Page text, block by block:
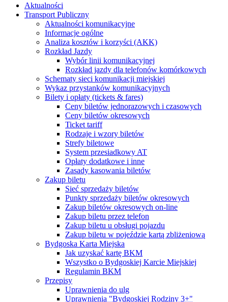
Aktualności
Transport Publiczny
Aktualności komunikacyjne
Informacje ogólne
Analiza kosztów i korzyści (AKK)
Rozkład Jazdy
Wybór linii komunikacyjnej
Rozkład jazdy dla telefonów komórkowych
Schematy sieci komunikacji miejskiej
Wykaz przystanków komunikacyjnych
Bilety i opłaty (tickets & fares)
Ceny biletów jednorazowych i czasowych
Ceny biletów okresowych
Ticket tariff
Rodzaje i wzory biletów
Strefy biletowe
System przesiadkowy AT
Opłaty dodatkowe i inne
Zasady kasowania biletów
Zakup biletu
Sieć sprzedaży biletów
Punkty sprzedaży biletów okresowych
Zakup biletów okresowych on-line
Zakup biletu przez telefon
Zakup biletu u obsługi pojazdu
Zakup biletu w pojeździe kartą zbliżeniową
Bydgoska Karta Miejska
Jak uzyskać kartę BKM
Wszystko o Bydgoskiej Karcie Miejskiej
Regulamin BKM
Przepisy
Uprawnienia do ulg
Uprawnienia "Bydgoskiej Rodziny 3+"